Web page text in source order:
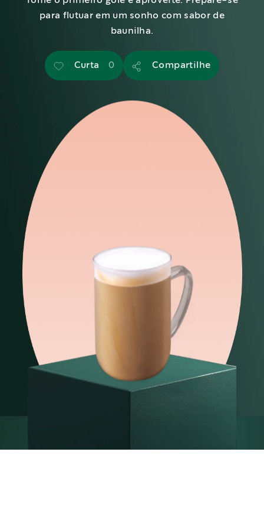
para flutuar em um sonho com sabor de
baunilha.
Curta 0 Compartilhe